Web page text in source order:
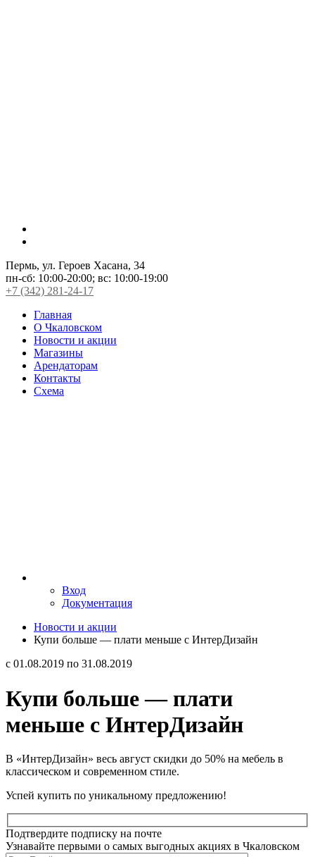
Пермь, ул. Героев Хасана, 34
пн-сб: 10:00-20:00; вс: 10:00-19:00
+7 (342) 281-24-17
Главная
О Чкаловском
Новости и акции
Магазины
Арендаторам
Контакты
Схема
Вход
Документация
Новости и акции
Купи больше — плати меньше с ИнтерДизайн
с 01.08.2019 по 31.08.2019
Купи больше — плати
меньше с ИнтерДизайн
В «ИнтерДизайн» весь август скидки до 50% на мебель в
классическом и современном стиле.
Успей купить по уникальному предложению!
Подтвердите подписку на почте
Узнавайте первыми о самых выгодных акциях в Чкаловском